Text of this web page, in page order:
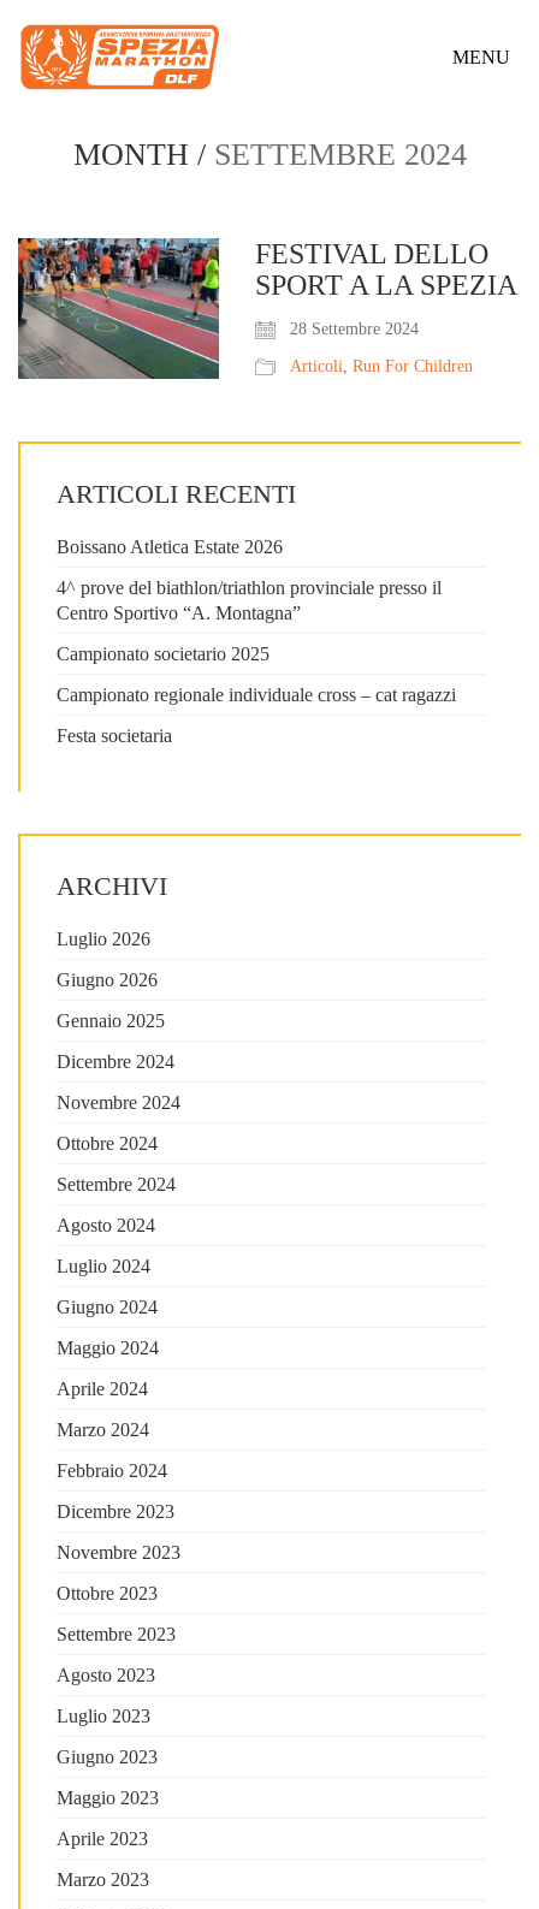
MENU
MONTH / SETTEMBRE 2024
FESTIVAL DELLO
SPORT A LA SPEZIA
28 Settembre 2024
Articoli,Run For Children
ARTICOLI RECENTI
Boissano Atletica Estate 2026
4^ prove del biathlon/triathlon provinciale presso il
Centro Sportivo “A. Montagna”
Campionato societario 2025
Campionato regionale individuale cross – cat ragazzi
Festa societaria
ARCHIVI
Luglio 2026
Giugno 2026
Gennaio 2025
Dicembre 2024
Novembre 2024
Ottobre 2024
Settembre 2024
Agosto 2024
Luglio 2024
Giugno 2024
Maggio 2024
Aprile 2024
Marzo 2024
Febbraio 2024
Dicembre 2023
Novembre 2023
Ottobre 2023
Settembre 2023
Agosto 2023
Luglio 2023
Giugno 2023
Maggio 2023
Aprile 2023
Marzo 2023